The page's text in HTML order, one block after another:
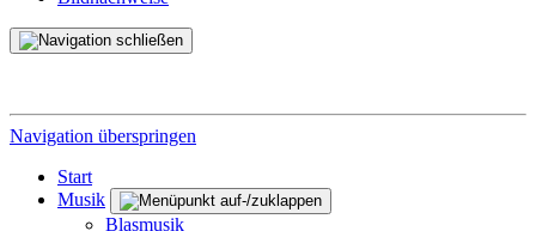
Navigation überspringen
Start
Musik
Blasmusik